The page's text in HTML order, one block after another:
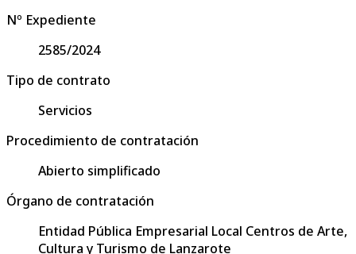
Nº Expediente
2585/2024
Tipo de contrato
Servicios
Procedimiento de contratación
Abierto simplificado
Órgano de contratación
Entidad Pública Empresarial Local Centros de Arte,
Cultura y Turismo de Lanzarote